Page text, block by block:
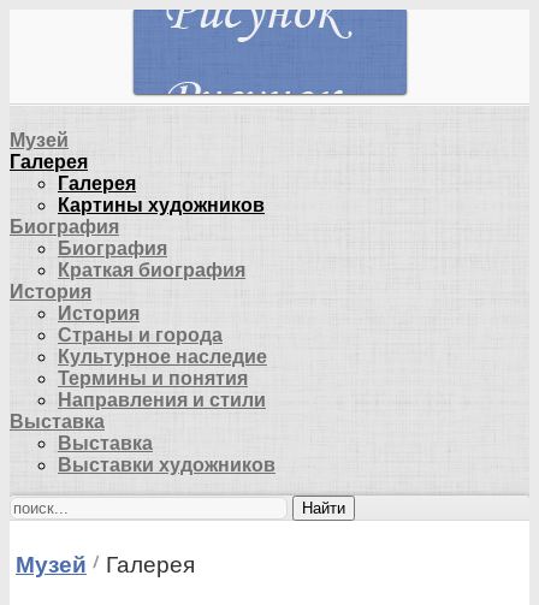
Музей
Галерея
Галерея
Картины художников
Биография
Биография
Краткая биография
История
История
Страны и города
Культурное наследие
Термины и понятия
Направления и стили
Выставка
Выставка
Выставки художников
Найти
Музей Галерея